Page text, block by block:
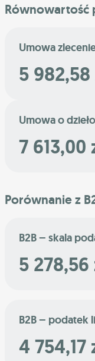
Równowartość
Umowa
5 982,58
Umowa o dzieło
7 613,00
Porównanie z
B2B – skala
5 278,56
B2B – podatek
4 754,17